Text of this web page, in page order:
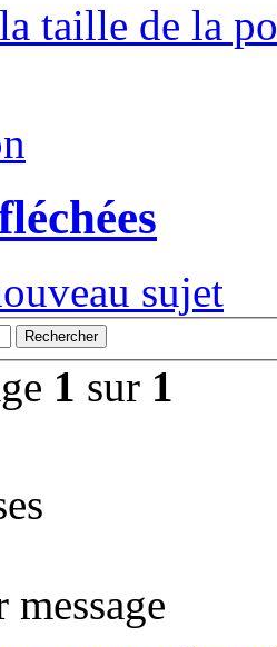
taille de la
sujet
1 sur 1